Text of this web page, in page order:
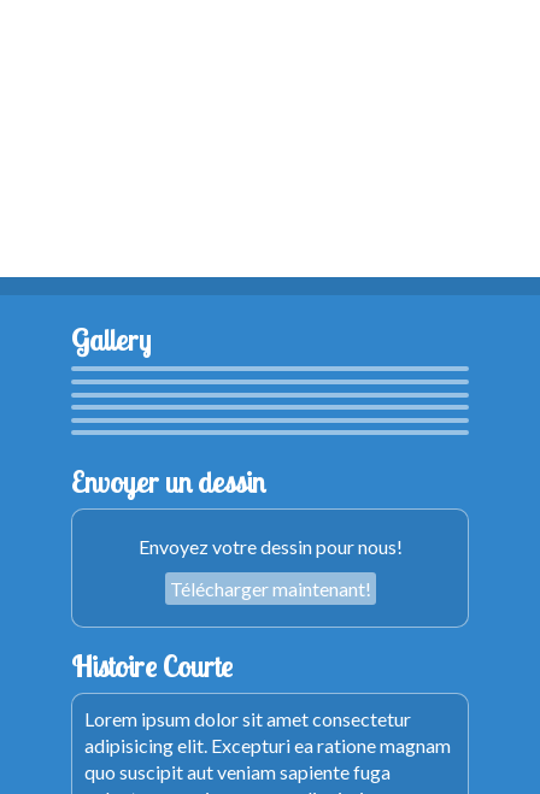
Gallery
Envoyer un dessin
Envoyez votre dessin pour nous!
Télécharger maintenant!
Histoire Courte
Lorem ipsum dolor sit amet consectetur
adipisicing elit. Excepturi ea ratione magnam
quo suscipit aut veniam sapiente fuga